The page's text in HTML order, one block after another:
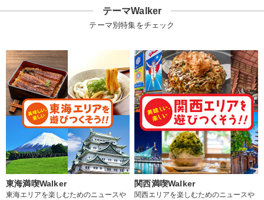
テーマWalker
テーマ別特集をチェック
東海満喫Walker
東海エリアを楽しむためのニュースや
関西満喫Walker
関西エリアを楽しむためのニュースや